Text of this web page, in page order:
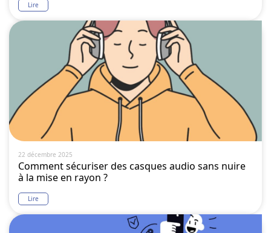
Lire
22 décembre 2025
Comment sécuriser des casques audio sans nuire
à la mise en rayon ?
Lire